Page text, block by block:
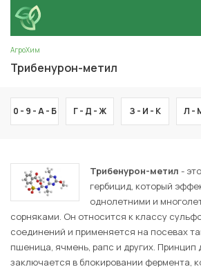
АгроХим
Трибенурон-метил
0 - 9 -А - Б Г - Д -Ж З - И - К Л -
Трибенурон-метил -
гербицид, который
однолетними и
сорняками. Он относится к классу
соединений и применяется на посевах
пшеница, ячмень, рапс и других. Принцип
заключается в блокировании фермента,